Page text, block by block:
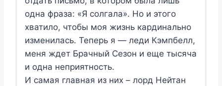
одна фраза: «Я солгала». Но и этого
хватило, чтобы моя жизнь кардинально
изменилась. Теперь я — леди Кэмпбелл,
меня ждет Брачный Сезон и еще тысяча
и одна неприятность.
И самая главная из них – лорд Нейтан